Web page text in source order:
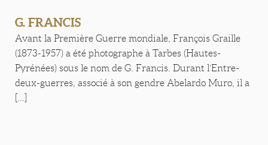
G. FRANCIS
Avant la Première Guerre mondiale, François Graille
(1873-1957) a été photographe à Tarbes (Hautes-
Pyrénées) sous le nom de G. Francis. Durant l’Entre-
deux-guerres, associé à son gendre Abelardo Muro, il a